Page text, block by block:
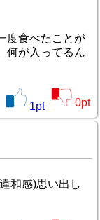
度食べたことが
何が入ってるん
1pt 0pt
和感)思い出し